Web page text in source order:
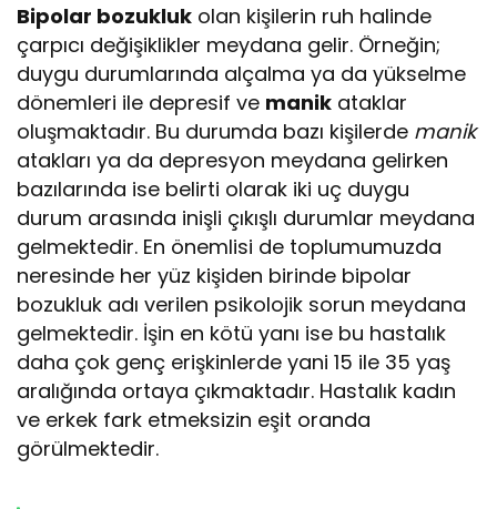
Bipolar bozukluk olan kişilerin ruh halinde
çarpıcı değişiklikler meydana gelir. Örneğin;
duygu durumlarında alçalma ya da yükselme
dönemleri ile depresif ve manik ataklar
oluşmaktadır. Bu durumda bazı kişilerde manik
atakları ya da depresyon meydana gelirken
bazılarında ise belirti olarak iki uç duygu
durum arasında inişli çıkışlı durumlar meydana
gelmektedir. En önemlisi de toplumumuzda
neresinde her yüz kişiden birinde bipolar
bozukluk adı verilen psikolojik sorun meydana
gelmektedir. İşin en kötü yanı ise bu hastalık
daha çok genç erişkinlerde yani 15 ile 35 yaş
aralığında ortaya çıkmaktadır. Hastalık kadın
ve erkek fark etmeksizin eşit oranda
görülmektedir.